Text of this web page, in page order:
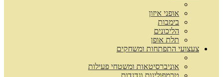
אופני איזון
בימבות
הליכונים
תלת אופן
צעצועי התפתחות ומשחקים
אוניברסיטאות ומשטחי פעילות
טרמפולינות ונדנדות